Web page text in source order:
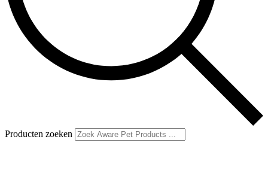
Producten zoeken